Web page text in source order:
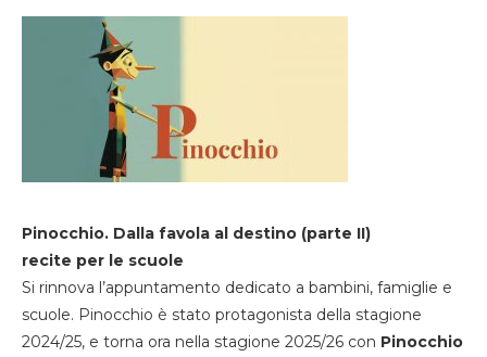
Pinocchio. Dalla favola al destino (parte II)
recite per le scuole
Si rinnova l’appuntamento dedicato a bambini, famiglie e
scuole. Pinocchio è stato protagonista della stagione
2024/25, e torna ora nella stagione 2025/26 con Pinocchio